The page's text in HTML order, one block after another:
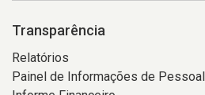
Transparência
Relatórios
Painel de Informações de Pessoal